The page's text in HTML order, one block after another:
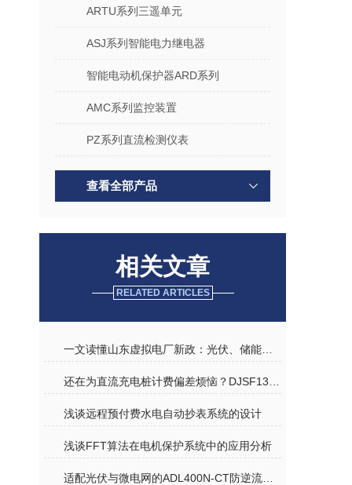
ARTU系列三遥单元
ASJ系列智能电力继电器
智能电动机保护器ARD系列
AMC系列监控装置
PZ系列直流检测仪表
查看全部产品
相关文章
RELATED ARTICLES
浅谈远程预付费水电自动抄表系统的设计
浅谈FFT算法在电机保护系统中的应用分析